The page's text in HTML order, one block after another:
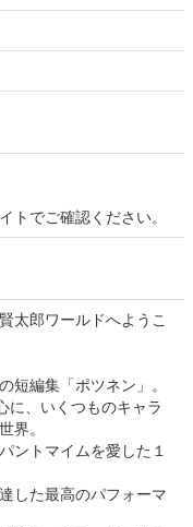
トでご確認ください。
太郎ワールドへようこ
短編集「ポツネン」。
に、いくつものキャラ
界。
ントマイムを愛した１
した最高のパフォーマ